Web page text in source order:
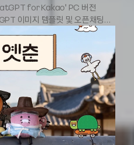
에 숨겨진 스트레이 키즈
오맵 공식 인스타그램
계정을
이 키즈 사인 CD를 증정한다.
지도 서비스’와 ‘2026
비스’를 선보인 바 있다.
한 문화 공간에서 이용자들이
인할 수 있도록 카카오맵
카오 관계자는
스트레이 키즈 콘서트를 찾은
공할 수 있게 됐다"며
for Kakao’ PC 버전
이미지 템플릿 및 오픈채팅
07-15] 카카오(대표이사
기능을 담아 카카오톡 6차 정기
일 밝혔다. 먼저, 이용자가 밀린
채팅방 내 메시지 요약 기능을
약’ 버튼을 누르면 쌓인
보여준다. 오랜만에 들어간
바로 채팅에 참여할 수 있다.
범위를 카카오톡 PC 버전으로
나 질문을 반복하지 않아도
PC에서도 이어진다. 채팅탭